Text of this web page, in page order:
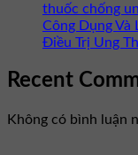
thuốc chống
Công Dụng Và
Điều Trị Ung
Recent
Không có bình luận